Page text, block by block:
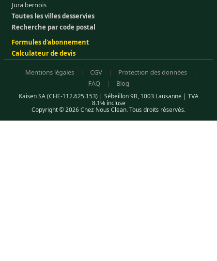
Jura bernois
Toutes les villes desservies
Recherche par code postal
Formules d'abonnement
Calculateur de devis
Mentions légales | CGV | Protection des données
|
FAQ
| Blog
Kaisen SA (CHE-112.625.153) | Sébeillon 9B, 1003 Lausanne | TVA
8.1% incluse
Copyright © 2026 Chez Nous Clean. Tous droits réservés.